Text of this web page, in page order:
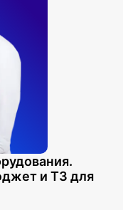
и ТЗ для